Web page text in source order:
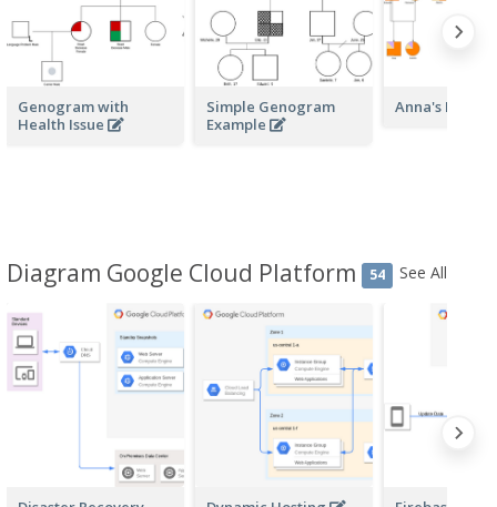
Genogram with
Health Issue
Simple Genogram
Example
Anna's
Diagram Google Cloud Platform 54 See All